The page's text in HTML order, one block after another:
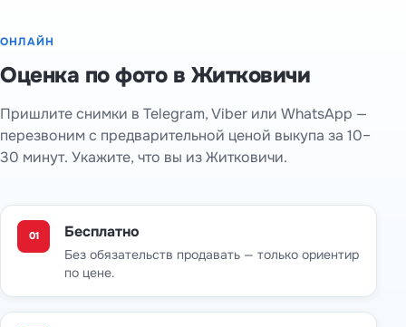
ОНЛАЙН
Оценка по фото в Житковичи
Пришлите снимки в Telegram, Viber или WhatsApp —
перезвоним с предварительной ценой выкупа за 10–
30 минут. Укажите, что вы из Житковичи.
01 Бесплатно
Без обязательств продавать — только ориентир
по цене.